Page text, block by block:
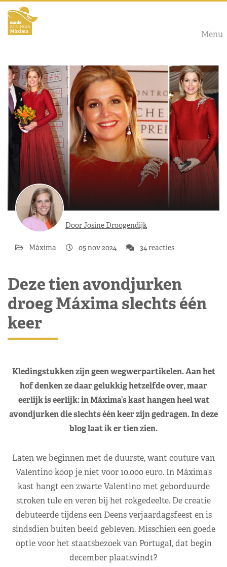
Menu
Door Josine Droogendijk
Máxima 05 nov 2024 34 reacties
Deze tien avondjurken
droeg Máxima slechts één
keer
Kledingstukken zijn geen wegwerpartikelen. Aan het
hof denken ze daar gelukkig hetzelfde over, maar
eerlijk is eerlijk: in Máxima’s kast hangen heel wat
avondjurken die slechts één keer zijn gedragen. In deze
blog laat ik er tien zien.
Laten we beginnen met de duurste, want couture van
Valentino koop je niet voor 10.000 euro. In Máxima’s
kast hangt een zwarte Valentino met geborduurde
stroken tule en veren bij het rokgedeelte. De creatie
debuteerde tijdens een Deens verjaardagsfeest en is
sindsdien buiten beeld gebleven. Misschien een goede
optie voor het staatsbezoek van Portugal, dat begin
december plaatsvindt?